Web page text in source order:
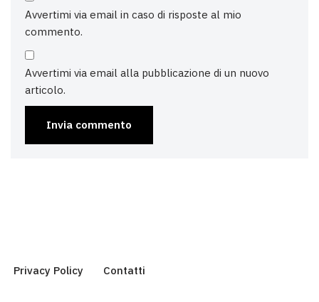
Avvertimi via email in caso di risposte al mio
commento.
Avvertimi via email alla pubblicazione di un nuovo
articolo.
Privacy Policy Contatti